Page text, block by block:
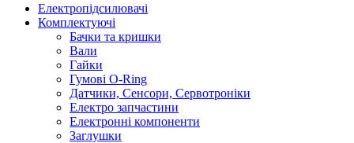
Електропідсилювачі
Комплектуючі
Бачки та кришки
Вали
Гайки
Гумові O-Ring
Датчики, Сенсори, Сервотроніки
Електро запчастини
Електронні компоненти
Заглушки